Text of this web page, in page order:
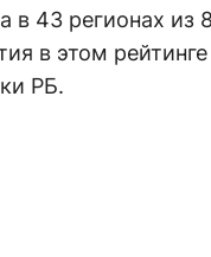
в 43 регионах из
в этом
РБ.